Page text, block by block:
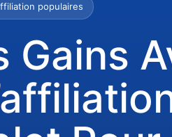
populaires
Gains